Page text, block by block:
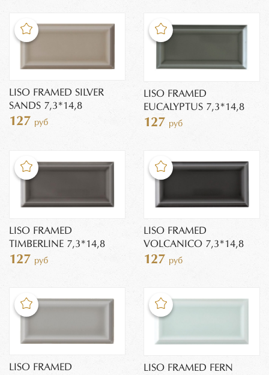
LISO FRAMED SILVER
SANDS 7,3*14,8
127 руб
LISO FRAMED
EUCALYPTUS 7,3*14,8
127 руб
LISO FRAMED
TIMBERLINE 7,3*14,8
127 руб
LISO FRAMED
VOLCANICO 7,3*14,8
127 руб
LISO FRAMED
LISO FRAMED FERN